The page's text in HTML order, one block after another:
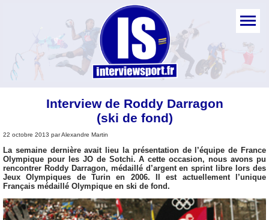
Interview de Roddy Darragon
(ski de fond)
22 octobre 2013 par Alexandre Martin
La semaine dernière avait lieu la présentation de l’équipe de France
Olympique pour les JO de Sotchi. A cette occasion, nous avons pu
rencontrer Roddy Darragon, médaillé d’argent en sprint libre lors des
Jeux Olympiques de Turin en 2006. Il est actuellement l’unique
Français médaillé Olympique en ski de fond.